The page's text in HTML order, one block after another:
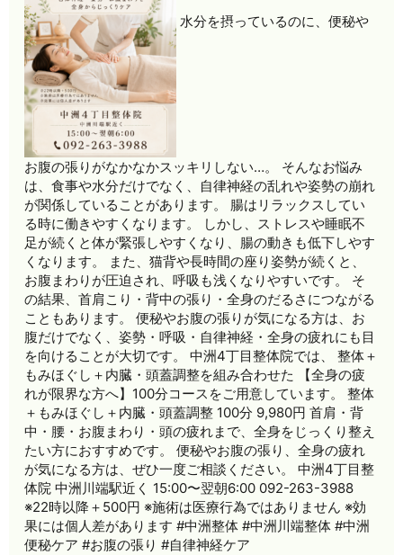
水分を摂っているのに、便秘や
お腹の張りがなかなかスッキリしない…。 そんなお悩み
は、食事や水分だけでなく、自律神経の乱れや姿勢の崩れ
が関係していることがあります。 腸はリラックスしてい
る時に働きやすくなります。 しかし、ストレスや睡眠不
足が続くと体が緊張しやすくなり、腸の動きも低下しやす
くなります。 また、猫背や長時間の座り姿勢が続くと、
お腹まわりが圧迫され、呼吸も浅くなりやすいです。 そ
の結果、首肩こり・背中の張り・全身のだるさにつながる
こともあります。 便秘やお腹の張りが気になる方は、お
腹だけでなく、姿勢・呼吸・自律神経・全身の疲れにも目
を向けることが大切です。 中洲4丁目整体院では、 整体＋
もみほぐし＋内臓・頭蓋調整を組み合わせた 【全身の疲
れが限界な方へ】100分コースをご用意しています。 整体
＋もみほぐし＋内臓・頭蓋調整 100分 9,980円 首肩・背
中・腰・お腹まわり・頭の疲れまで、全身をじっくり整え
たい方におすすめです。 便秘やお腹の張り、全身の疲れ
が気になる方は、ぜひ一度ご相談ください。 中洲4丁目整
体院 中洲川端駅近く 15:00〜翌朝6:00 092-263-3988
※22時以降＋500円 ※施術は医療行為ではありません ※効
果には個人差があります #中洲整体 #中洲川端整体 #中洲
便秘ケア #お腹の張り #自律神経ケア